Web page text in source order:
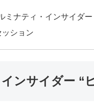
ミナティ・インサイダ
ション
ンサイダー “